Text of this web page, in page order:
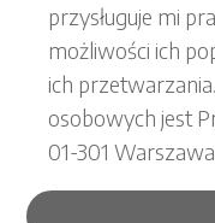
przysługuje mi
możliwości ich
ich
osobowych jest
01-301